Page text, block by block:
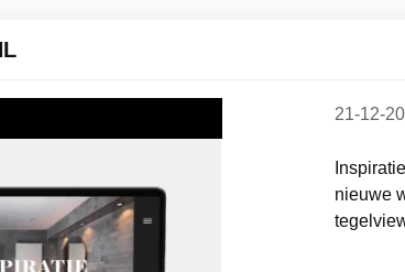
21-12-
nieuwe